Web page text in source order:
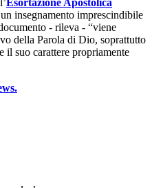
Esortazione Apostolica
insegnamento imprescindibile
- rileva - “viene
della Parola di Dio, soprattutto
il suo carattere propriamente